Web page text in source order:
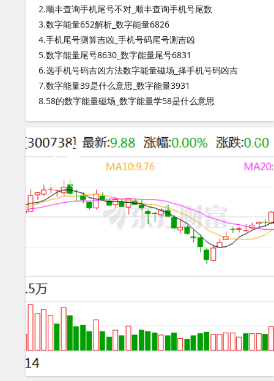
2.顺丰查询手机尾号不对_顺丰查询手机号尾数
3.数字能量652解析_数字能量6826
4.手机尾号测算吉凶_手机号码尾号测吉凶
5.数字能量尾号8630_数字能量尾号6831
6.选手机号码吉凶方法数字能量磁场_择手机号码凶吉
7.数字能量39是什么意思_数字能量3931
8.58的数字能量磁场_数字能量学58是什么意思
15
2024年03月